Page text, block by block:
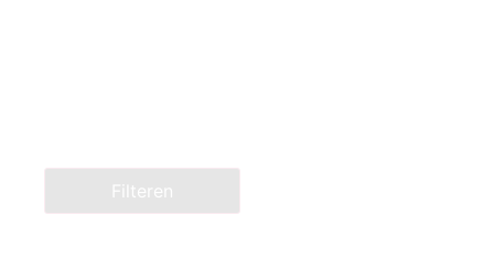
Filteren